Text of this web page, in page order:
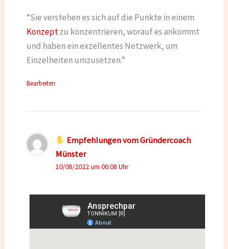
“Sie verstehen es sich auf die Punkte in einem
Konzeptzu konzentrieren, worauf es ankommt
und haben ein exzellentes Netzwerk, um
Einzelheiten umzusetzen.”
Bearbeiten
Empfehlungen vom Gründercoach
Münster
10/08/2022 um 06:08 Uhr